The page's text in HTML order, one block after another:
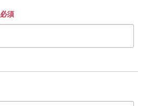
必須